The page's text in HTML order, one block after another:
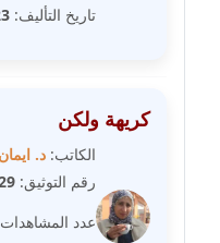
عاملة
مدونة صفا
عاملة
مدونة صفاء
تاريخ التأليف:
كريهة ولكن
الكاتب: د.
رقم التوثيق:
عدد